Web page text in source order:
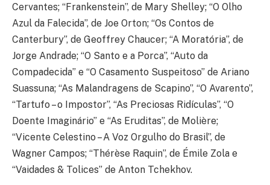
Cervantes; “Frankenstein”, de Mary Shelley; “O Olho
Azul da Falecida”, de Joe Orton; “Os Contos de
Canterbury”, de Geoffrey Chaucer; “A Moratória”, de
Jorge Andrade; “O Santo e a Porca”, “Auto da
Compadecida” e “O Casamento Suspeitoso” de Ariano
Suassuna; “As Malandragens de Scapino”, “O Avarento”,
“Tartufo – o Impostor”, “As Preciosas Ridículas”, “O
Doente Imaginário” e “As Eruditas”, de Molière;
“Vicente Celestino – A Voz Orgulho do Brasil”, de
Wagner Campos; “Thérèse Raquin”, de Émile Zola e
“Vaidades & Tolices” de Anton Tchekhov.